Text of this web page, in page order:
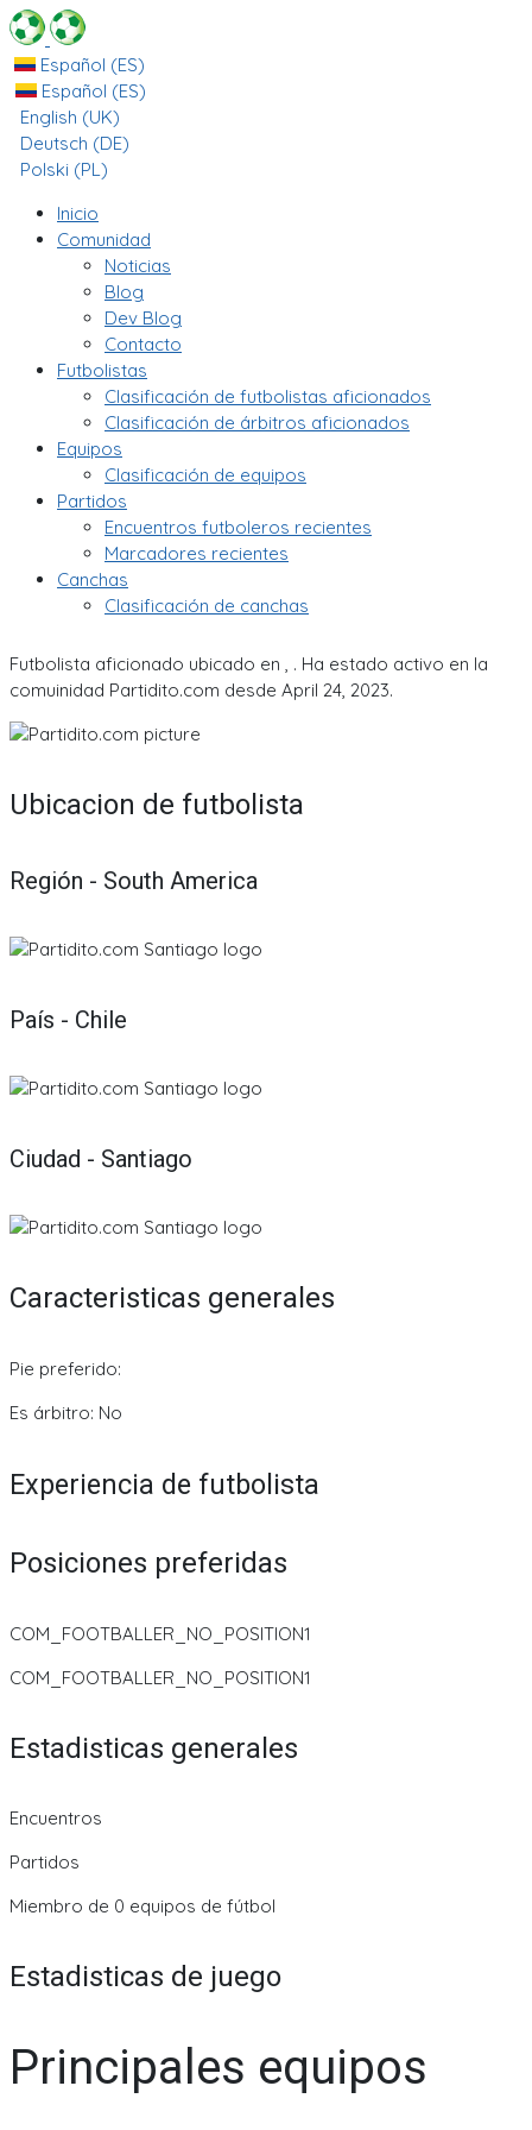
Español (ES)
Español (ES)
English (UK)
Deutsch (DE)
Polski (PL)
Inicio
Comunidad
Noticias
Blog
Dev Blog
Contacto
Futbolistas
Clasificación de futbolistas aficionados
Clasificación de árbitros aficionados
Equipos
Clasificación de equipos
Partidos
Encuentros futboleros recientes
Marcadores recientes
Canchas
Clasificación de canchas
Futbolista aficionado ubicado en , . Ha estado activo en la
comuinidad Partidito.com desde April 24, 2023.
Ubicacion de futbolista
Región - South America
País - Chile
Ciudad - Santiago
Caracteristicas generales
Pie preferido:
Es árbitro: No
Experiencia de futbolista
Posiciones preferidas
COM_FOOTBALLER_NO_POSITION1
COM_FOOTBALLER_NO_POSITION1
Estadisticas generales
Encuentros
Partidos
Miembro de 0 equipos de fútbol
Estadisticas de juego
Principales equipos